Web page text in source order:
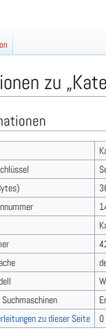
zu
zu dieser Seite
0